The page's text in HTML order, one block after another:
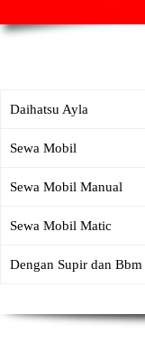
Daihatsu Ayla
Sewa Mobil
Sewa Mobil Manual
Sewa Mobil Matic
Dengan Supir dan Bbm